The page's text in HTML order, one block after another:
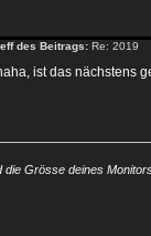
des Beitrags: Re: 2019
ist das nächstens
die Grösse deines